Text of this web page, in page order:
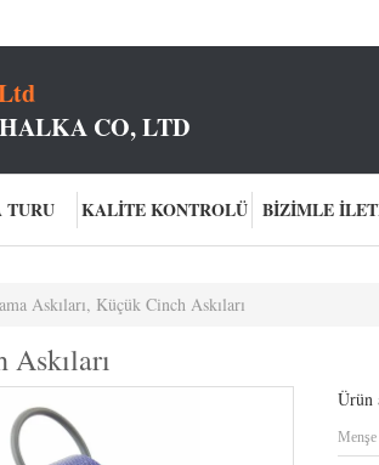
CO, LTD
TURU KALITE KONTROLÜ BIZIMLE
Askıları, Küçük Cinch Askıları
Askıları
Ürün